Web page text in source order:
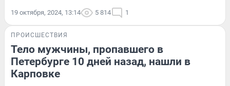
19 октября, 2024, 13:14 5 814 1
ПРОИСШЕСТВИЯ
Тело мужчины, пропавшего в
Петербурге 10 дней назад, нашли в
Карповке